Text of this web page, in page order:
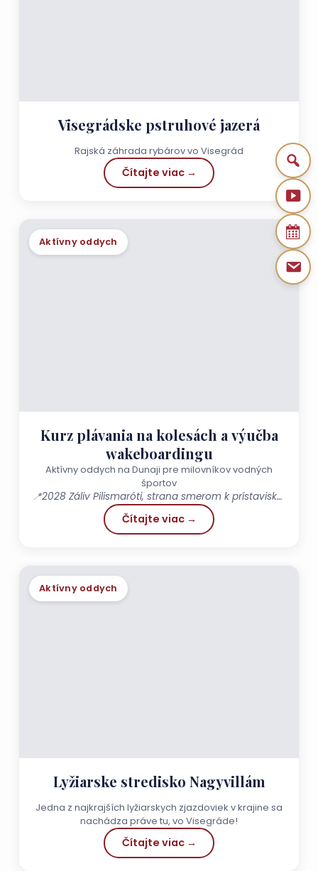
Visegrádske pstruhové jazerá
Rajská záhrada rybárov vo Visegrád
Čítajte viac →
Aktívny oddych
Kurz plávania na kolesách a výučba
wakeboardingu
Aktívny oddych na Dunaji pre milovníkov vodných
športov
📍
2028 Záliv Pilismaróti, strana smerom k prístavisku Szobi
Čítajte viac →
Aktívny oddych
Lyžiarske stredisko Nagyvillám
Jedna z najkrajších lyžiarskych zjazdoviek v krajine sa
nachádza práve tu, vo Visegráde!
Čítajte viac →